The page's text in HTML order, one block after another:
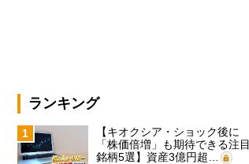
ランキング
1
【キオクシア・ショック後に
「株価倍増」も期待できる注目
銘柄5選】資産3億円超…